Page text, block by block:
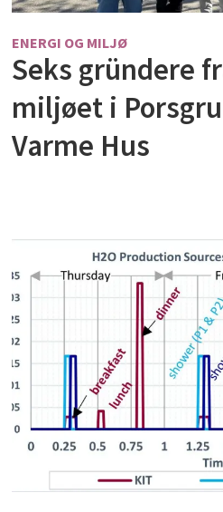
ENERGI OG MILJØ
Seks gründere
miljøet i
Varme Hus